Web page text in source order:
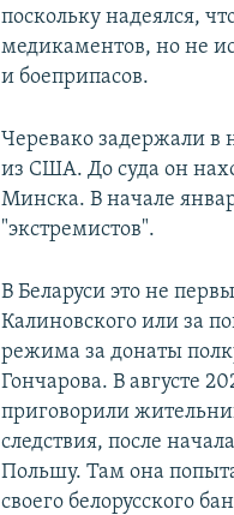
поскольку надеялся,
медикаментов, но не
и боеприпасов.
Черевако задержали в
из США. До суда он
Минска. В начале
"экстремистов".
В Беларуси это не
Калиновского или за
режима за донаты
Гончарова. В августе
приговорили
следствия, после
Польшу. Там она
своего белорусского